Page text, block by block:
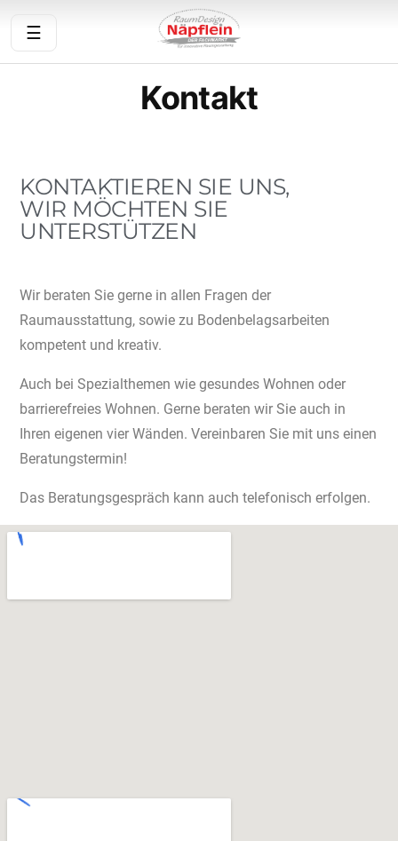
☰
Startseite
Aktuelles
Service
Angebot anfragen
Bodenbelagsberatung
Jobs
Kontakt
KONTAKTIEREN SIE UNS,
WIR MÖCHTEN SIE
UNTERSTÜTZEN
Wir beraten Sie gerne in allen Fragen der
Raumausstattung, sowie zu Bodenbelagsarbeiten
kompetent und kreativ.
Auch bei Spezialthemen wie gesundes Wohnen oder
barrierefreies Wohnen. Gerne beraten wir Sie auch in
Ihren eigenen vier Wänden. Vereinbaren Sie mit uns einen
Beratungstermin!
Das Beratungsgespräch kann auch telefonisch erfolgen.